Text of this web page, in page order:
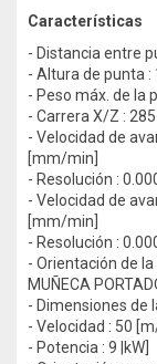
Características
- Distancia entre
- Altura de punta :
- Peso máx. de la
- Carrera X/Z :
- Velocidad de
[mm/min]
- Resolución :
- Velocidad de
[mm/min]
- Resolución :
- Orientación de la
MUÑECA
- Dimensiones de
- Velocidad : 50
- Potencia : 9 |kW]